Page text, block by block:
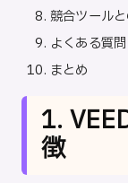
競合ツール
よくある質問
まとめ
1.
徴